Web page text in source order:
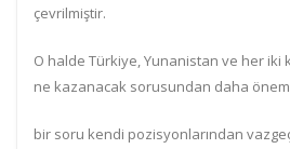
çevrilmiştir.
O halde Türkiye, Yunanistan ve her iki
ne kazanacak sorusundan daha
bir soru kendi pozisyonlarından